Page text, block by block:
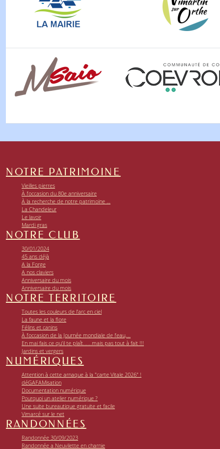
NOTRE PATRIMOINE
Vieilles pierres
À l’occasion du 80e anniversaire
À la recherche de notre patrimoine …
La Chandeleur
Le lavoir
Mardi gras
NOTRE CLUB
30/01/2024
45 ans déjà
A la Forge
A nos claviers
Anniversaire du mois
Anniversaire du mois
NOTRE TERRITOIRE
Toutes les couleurs de l’arc en ciel
La faune et la flore
Félins et canins
À l’occasion de la Journée mondiale de l’eau,...
En mai fais ce qu’il te plaît......mais pas tout à fait !!!
Jardins et vergers
NUMÉRIQUES
Attention à cette arnaque à la "carte Vitale 2026" !
déGAFAMisation
Documentation numérique
Pourquoi un atelier numérique ?
Une suite bureautique gratuite et facile
Vimarcé sur le net
RANDONNÉES
Randonnée 30/09/2023
Randonnée a Neuvilette en charnie